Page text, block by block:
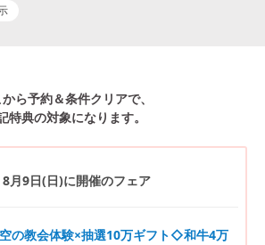
ら予約＆条件クリアで、
特典の対象になります。
8月9日(日)に開催のフェア
空の教会体験×抽選10万ギフト◇和牛4万